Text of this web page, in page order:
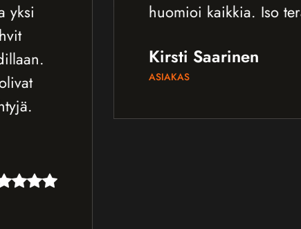
huomioi kaikkia. Iso terassi, jossa
Kirsti Saarinen
ASIAKAS